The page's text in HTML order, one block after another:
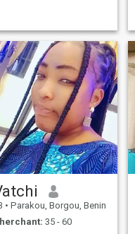
• Parakou, Borgou, Benin
35 - 60